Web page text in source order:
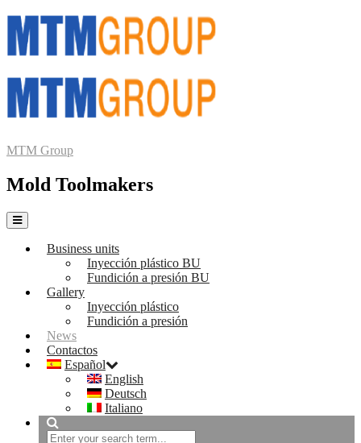
MTM Group
Mold Toolmakers
Business units
Inyección plástico BU
Fundición a presión BU
Gallery
Inyección plástico
Fundición a presión
News
Contactos
Español
English
Deutsch
Italiano